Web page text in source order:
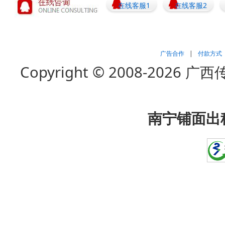
在线客服1 在线客服2
广告合作 | 付款方式
Copyright © 2008-2026 广西
南宁铺面出